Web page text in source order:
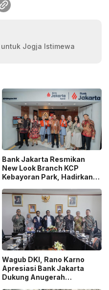
Jogja Istimewa
Bank Jakarta Resmikan
New Look Branch KCP
Kebayoran Park, Hadirkan
Modern
Wagub DKI, Rano Karno
Apresiasi Bank Jakarta
Dukung Anugerah